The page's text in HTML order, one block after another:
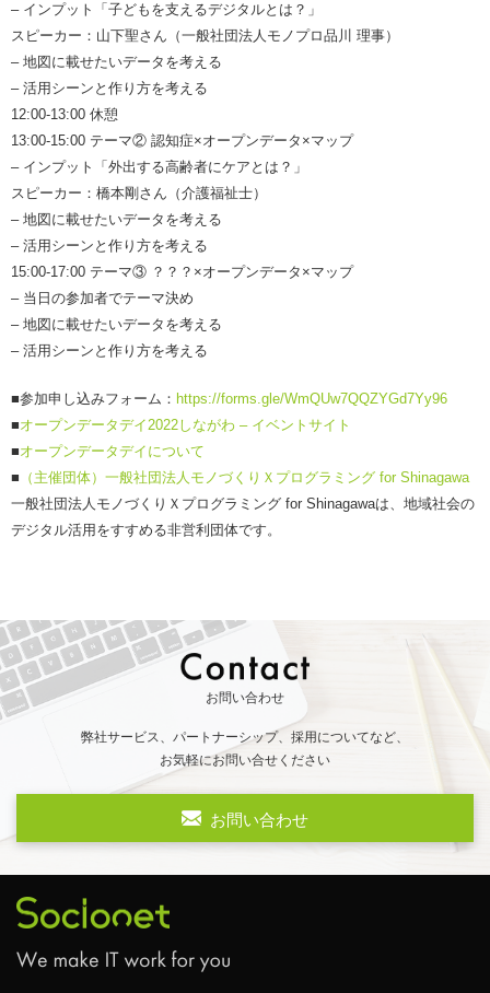
– インプット「子どもを支えるデジタルとは？」
スピーカー：山下聖さん（一般社団法人モノプロ品川 理事）
– 地図に載せたいデータを考える
– 活用シーンと作り方を考える
12:00-13:00 休憩
13:00-15:00 テーマ② 認知症×オープンデータ×マップ
– インプット「外出する高齢者にケアとは？」
スピーカー：橋本剛さん（介護福祉士）
– 地図に載せたいデータを考える
– 活用シーンと作り方を考える
15:00-17:00 テーマ③ ？？？×オープンデータ×マップ
– 当日の参加者でテーマ決め
– 地図に載せたいデータを考える
– 活用シーンと作り方を考える
■参加申し込みフォーム： https://forms.gle/WmQUw7QQZYGd7Yy96
■オープンデータデイ2022しながわ – イベントサイト
■オープンデータデイについて
■ （主催団体）一般社団法人モノづくりＸプログラミング for Shinagawa
一般社団法人モノづくりＸプログラミング for Shinagawaは、地域社会の
デジタル活用をすすめる非営利団体です。
お問い合わせ
弊社サービス、パートナーシップ、採用についてなど、
お気軽にお問い合せください
お問い合わせ